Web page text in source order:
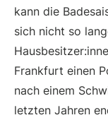
kann die
sich nicht so
Frankfurt einen
nach einem
letzten Jahren